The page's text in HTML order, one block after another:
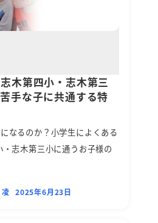
木第四小・志木第三
手な子に共通する特
なるのか？小学生によくある
志木第三小に通うお子様の
2025年6月23日